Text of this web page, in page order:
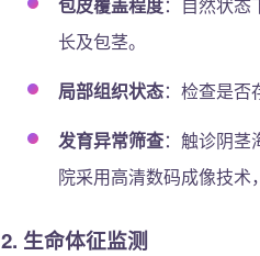
长及包茎。
局部组织状态：检查是否
发育异常筛查：触诊阴
院采用高清数码成像技术
2. 生命体征监测